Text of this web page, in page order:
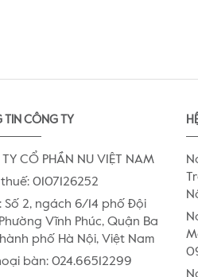
TIN CÔNG TY
CỔ PHẦN NU VIỆT NAM
0107126252
Số 2, ngách 6/14 phố Đội
Vĩnh Phúc, Quận Ba
phố Hà Nội, Việt Nam
bàn: 024.66512299